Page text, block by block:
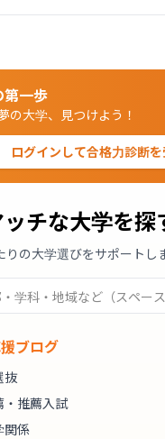
第一歩
の大学、見つけよう！
ログインして合格力診断
チな大学を探
りの大学選びをサポートし
ブログ
抜
・推薦入試
関係